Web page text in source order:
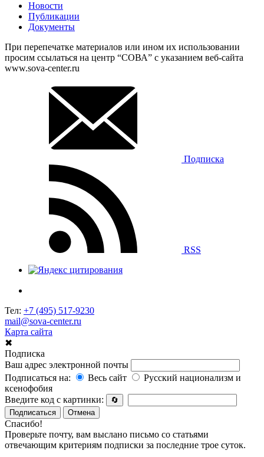
Новости
Публикации
Документы
При перепечатке материалов или ином их использовании
просим ссылаться на центр “СОВА” с указанием веб-сайта
www.sova-center.ru
Подписка
RSS
Тел: +7 (495) 517-9230
mail@sova-center.ru
Карта сайта
✖
Подписка
Ваш адрес электронной почты
Подписаться на:
Весь сайт
Русский национализм и
ксенофобия
Введите код с картинки:
🔄
Подписаться
Отмена
Спасибо!
Проверьте почту, вам выслано письмо со статьями
отвечающим критериям подписки за последние трое суток.